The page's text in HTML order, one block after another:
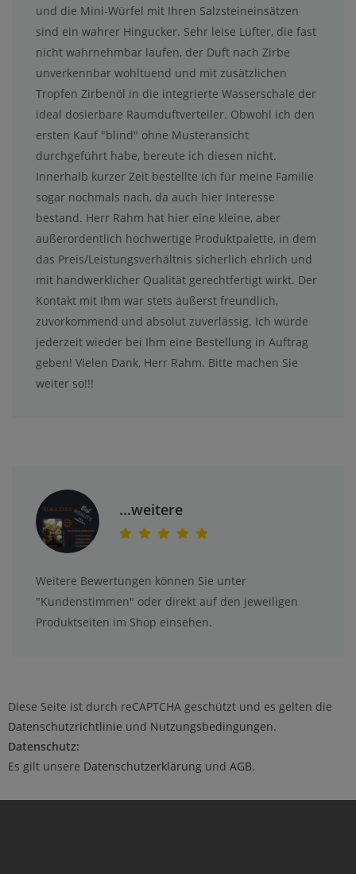
und die Mini-Würfel mit Ihren Salzsteineinsätzen
sind ein wahrer Hingucker. Sehr leise Lüfter, die fast
nicht wahrnehmbar laufen, der Duft nach Zirbe
unverkennbar wohltuend und mit zusätzlichen
Tropfen Zirbenöl in die integrierte Wasserschale der
ideal dosierbare Raumduftverteiler. Obwohl ich den
ersten Kauf "blind" ohne Musteransicht
durchgeführt habe, bereute ich diesen nicht.
Innerhalb kurzer Zeit bestellte ich für meine Familie
sogar nochmals nach, da auch hier Interesse
bestand. Herr Rahm hat hier eine kleine, aber
außerordentlich hochwertige Produktpalette, in dem
das Preis/Leistungsverhältnis sicherlich ehrlich und
mit handwerklicher Qualität gerechtfertigt wirkt. Der
Kontakt mit Ihm war stets äußerst freundlich,
zuvorkommend und absolut zuverlässig. Ich würde
jederzeit wieder bei Ihm eine Bestellung in Auftrag
geben! Vielen Dank, Herr Rahm. Bitte machen Sie
weiter so!!!
...weitere
Weitere Bewertungen können Sie unter
"Kundenstimmen" oder direkt auf den jeweiligen
Produktseiten im Shop einsehen.
Diese Seite ist durch reCAPTCHA geschützt und es gelten die
Datenschutzrichtlinie und Nutzungsbedingungen.
Datenschutz:
Es gilt unsere Datenschutzerklärung und AGB.